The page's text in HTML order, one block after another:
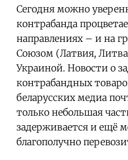
Сегодня можно
контрабанда
направлениях – и на
Союзом (Латвия,
Украиной. Новости о
контрабандных
беларусских медиа
только небольшая
задерживается и ещё
благополучно